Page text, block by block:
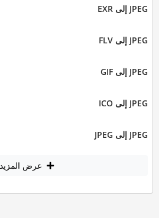
JPEG إلى EXR
JPEG إلى FLV
JPEG إلى GIF
JPEG إلى ICO
JPEG إلى JPEG
عرض المزيد